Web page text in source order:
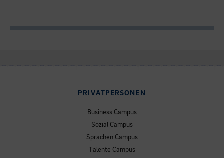
PRIVATPERSONEN
Business Campus
Sozial Campus
Sprachen Campus
Talente Campus